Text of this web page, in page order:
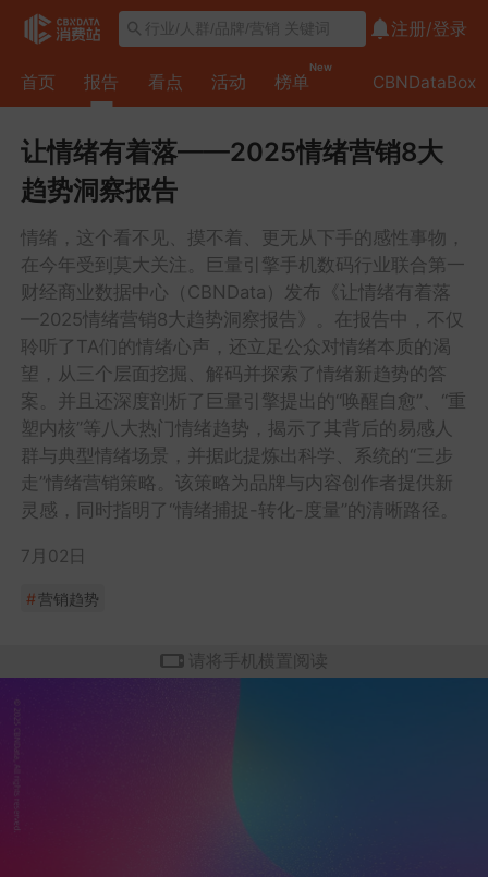
注册/登录
首页 报告 看点 活动 榜单
New
CBNDataBox
让情绪有着落——2025情绪营销8大
趋势洞察报告
情绪，这个看不见、摸不着、更无从下手的感性事物，
在今年受到莫大关注。巨量引擎手机数码行业联合第一
财经商业数据中心（CBNData）发布《让情绪有着落
—2025情绪营销8大趋势洞察报告》。在报告中，不仅
聆听了TA们的情绪心声，还立足公众对情绪本质的渴
望，从三个层面挖掘、解码并探索了情绪新趋势的答
案。并且还深度剖析了巨量引擎提出的“唤醒自愈”、“重
塑内核”等八大热门情绪趋势，揭示了其背后的易感人
群与典型情绪场景，并据此提炼出科学、系统的“三步
走”情绪营销策略。该策略为品牌与内容创作者提供新
灵感，同时指明了“情绪捕捉-转化-度量”的清晰路径。
7月02日
# 营销趋势
请将手机横置阅读
一
章
第
二
章
三
章